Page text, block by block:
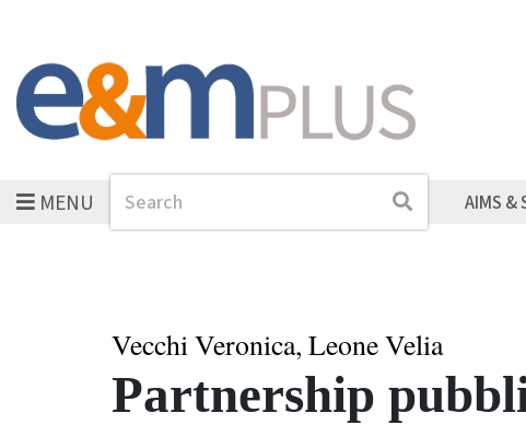
MENUSearch Search AIMS &
Vecchi Veronica, Leone Velia
Partnership